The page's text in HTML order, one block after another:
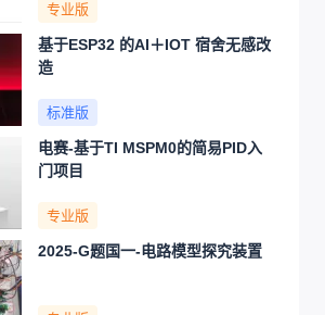
专业版
基于ESP32 的AI＋IOT 宿舍无感改
造
标准版
电赛-基于TI MSPM0的简易PID入
门项目
专业版
2025-G题国一-电路模型探究装置